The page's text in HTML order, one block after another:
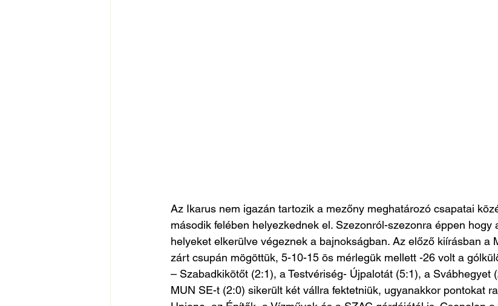
Az Ikarus nem igazán tartozik a mezőny meghatározó csapatai
második felében helyezkednek el. Szezonról-szezonra éppen hogy
helyeket elkerülve végeznek a bajnokságban. Az előző kiírásban a
zárt csupán mögöttük, 5-10-15 ös mérlegük mellett -26 volt a
– Szabadkikötőt (2:1), a Testvériség- Újpalotát (5:1), a Svábhegyet
MUN SE-t (2:0) sikerült két vállra fektetniük, ugyanakkor pontokat